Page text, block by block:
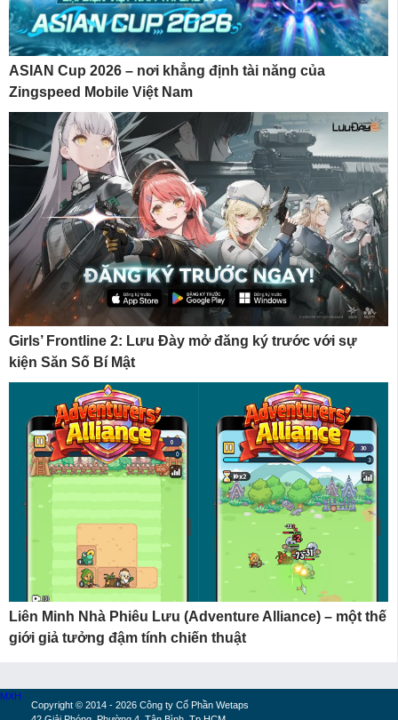
ASIAN Cup 2026 – nơi khẳng định tài năng của
Zingspeed Mobile Việt Nam
Girls’ Frontline 2: Lưu Đày mở đăng ký trước với sự
kiện Săn Số Bí Mật
Liên Minh Nhà Phiêu Lưu (Adventure Alliance) – một thế
giới giả tưởng đậm tính chiến thuật
Copyright © 2014 - 2026 Công ty Cổ Phần Wetaps
MXH